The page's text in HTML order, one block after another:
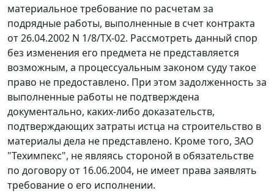
материальное требование по расчетам за
подрядные работы, выполненные в счет контракта
от 26.04.2002 N 1/8/ТХ-02. Рассмотреть данный спор
без изменения его предмета не представляется
возможным, а процессуальным законом суду такое
право не предоставлено. При этом задолженность за
выполненные работы не подтверждена
документально, каких-либо доказательств,
подтверждающих затраты истца на строительство в
материалы дела не представлено. Кроме того, ЗАО
"Техимпекс", не являясь стороной в обязательстве
по договору от 16.06.2004, не имеет права заявлять
требование о его исполнении.